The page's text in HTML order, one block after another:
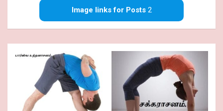
Image links for Posts2